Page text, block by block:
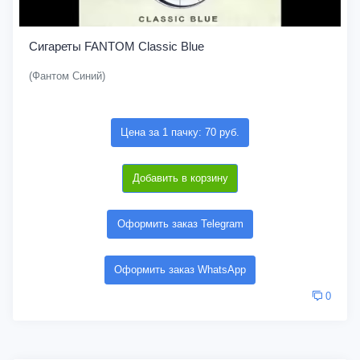
Сигареты FANTOM Classic Blue
(Фантом Синий)
Цена за 1 пачку: 70 руб.
Добавить в корзину
Оформить заказ Telegram
Оформить заказ WhatsApp
0